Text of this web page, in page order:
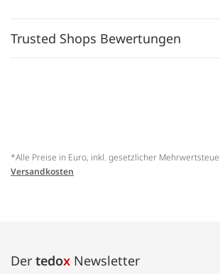
Trusted Shops Bewertungen
*Alle Preise in Euro, inkl. gesetzlicher
Versandkosten
Der tedox Newsletter